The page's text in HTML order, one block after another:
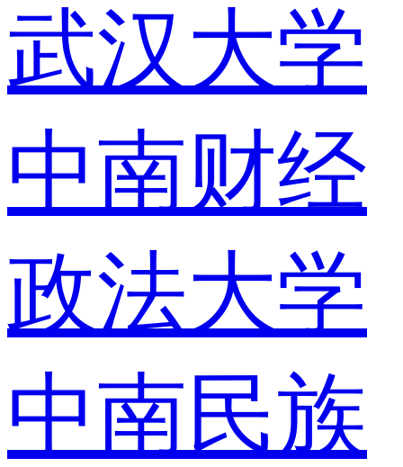
武汉大学
中南财经
政法大学
中南民族